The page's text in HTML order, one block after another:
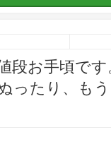
段お手頃で
ったり、も